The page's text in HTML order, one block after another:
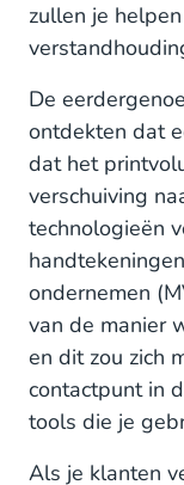
zullen je
De
ontdekten dat
dat het
verschuiving
technologieën
ondernemen
van de manier
en dit zou zich
contactpunt in
tools die je
Als je klanten